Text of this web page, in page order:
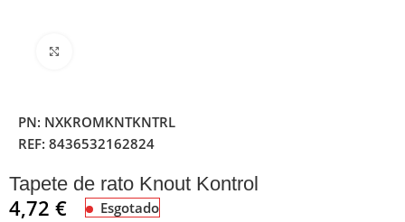
PN: NXKROMKNTKNTRL
REF:8436532162824
Tapete de rato Knout Kontrol
4,72€ Esgotado